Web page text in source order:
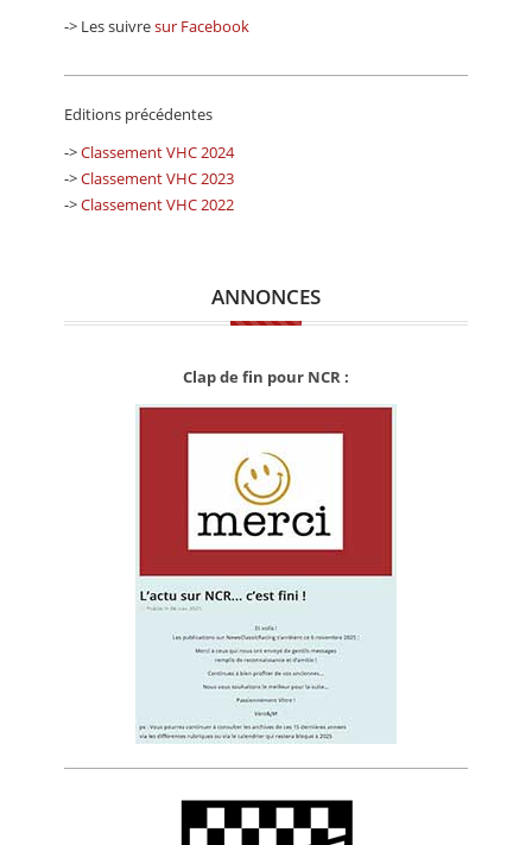
-> Les suivresur Facebook
Editions précédentes
->Classement VHC 2024
->Classement VHC 2023
->Classement VHC 2022
ANNONCES
Clap de fin pour NCR :